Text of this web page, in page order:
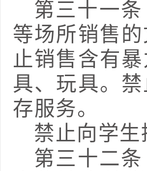
第三十一条
等场所销售
止销售含有
具、玩具。
存服务。
禁止向学
第三十二条